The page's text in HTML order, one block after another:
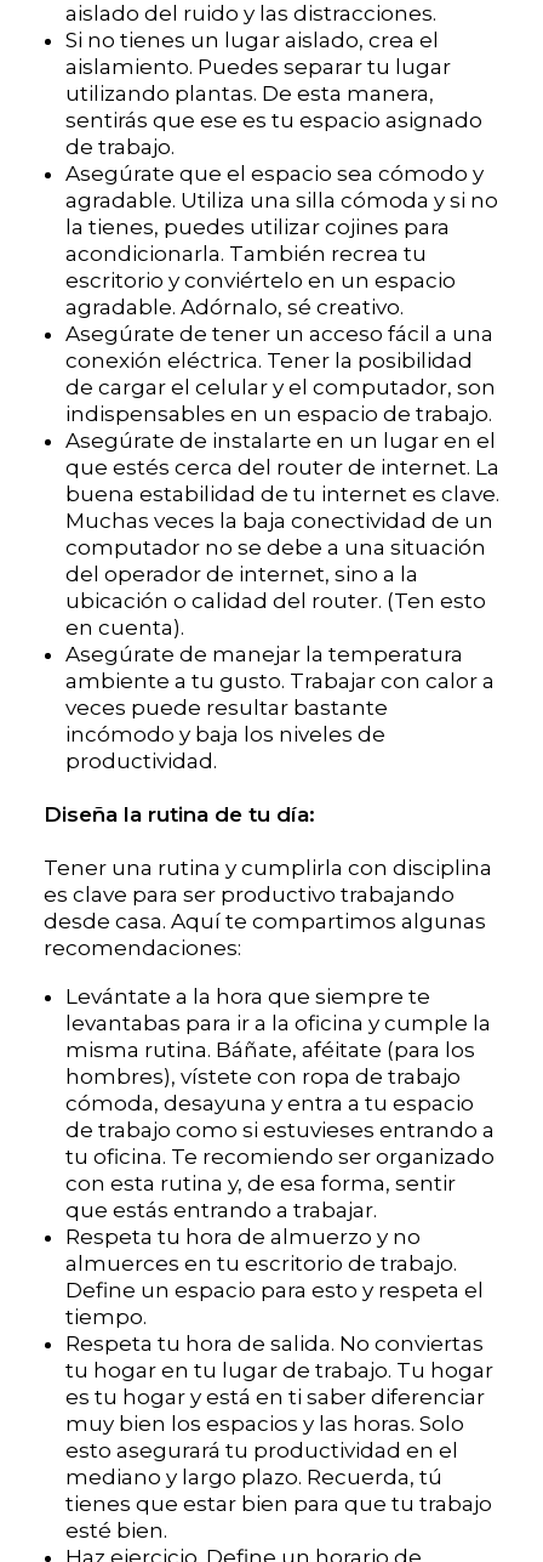
aislado del ruido y las distracciones.
Si no tienes un lugar aislado, crea el
aislamiento. Puedes separar tu lugar
utilizando plantas. De esta manera,
sentirás que ese es tu espacio asignado
de trabajo.
Asegúrate que el espacio sea cómodo y
agradable. Utiliza una silla cómoda y si no
la tienes, puedes utilizar cojines para
acondicionarla. También recrea tu
escritorio y conviértelo en un espacio
agradable. Adórnalo, sé creativo.
Asegúrate de tener un acceso fácil a una
conexión eléctrica. Tener la posibilidad
de cargar el celular y el computador, son
indispensables en un espacio de trabajo.
Asegúrate de instalarte en un lugar en el
que estés cerca del router de internet. La
buena estabilidad de tu internet es clave.
Muchas veces la baja conectividad de un
computador no se debe a una situación
del operador de internet, sino a la
ubicación o calidad del router. (Ten esto
en cuenta).
Asegúrate de manejar la temperatura
ambiente a tu gusto. Trabajar con calor a
veces puede resultar bastante
incómodo y baja los niveles de
productividad.
Diseña la rutina de tu día:
Tener una rutina y cumplirla con disciplina
es clave para ser productivo trabajando
desde casa. Aquí te compartimos algunas
recomendaciones:
Levántate a la hora que siempre te
levantabas para ir a la oficina y cumple la
misma rutina. Báñate, aféitate (para los
hombres), vístete con ropa de trabajo
cómoda, desayuna y entra a tu espacio
de trabajo como si estuvieses entrando a
tu oficina. Te recomiendo ser organizado
con esta rutina y, de esa forma, sentir
que estás entrando a trabajar.
Respeta tu hora de almuerzo y no
almuerces en tu escritorio de trabajo.
Define un espacio para esto y respeta el
tiempo.
Respeta tu hora de salida. No conviertas
tu hogar en tu lugar de trabajo. Tu hogar
es tu hogar y está en ti saber diferenciar
muy bien los espacios y las horas. Solo
esto asegurará tu productividad en el
mediano y largo plazo. Recuerda, tú
tienes que estar bien para que tu trabajo
esté bien.
Haz ejercicio. Define un horario de